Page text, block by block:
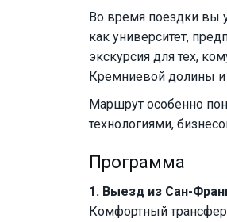
Во время поездки вы
как университет,
экскурсия для тех,
Кремниевой долины и
Маршрут особенно
технологиями,
Программа
1. Выезд из Сан-
Комфортный